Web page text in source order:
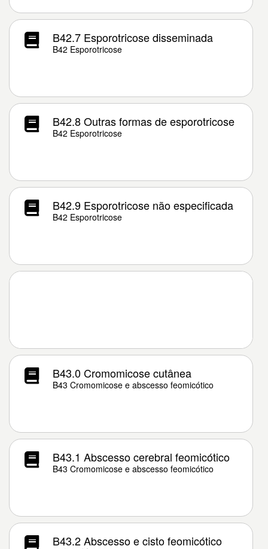
B42.7 Esporotricose disseminada
B42 Esporotricose
B42.8 Outras formas de esporotricose
B42 Esporotricose
B42.9 Esporotricose não especificada
B42 Esporotricose
B43.0 Cromomicose cutânea
B43 Cromomicose e abscesso feomicótico
B43.1 Abscesso cerebral feomicótico
B43 Cromomicose e abscesso feomicótico
B43.2 Abscesso e cisto feomicótico